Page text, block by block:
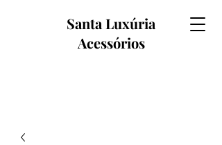
Santa Luxúria
Acessórios